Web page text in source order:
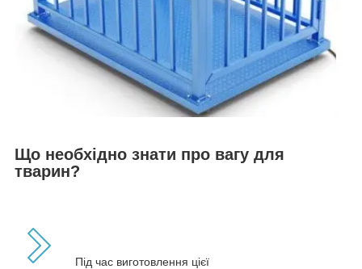
Що необхідно знати про вагу для
тварин?
Під час виготовлення цієї